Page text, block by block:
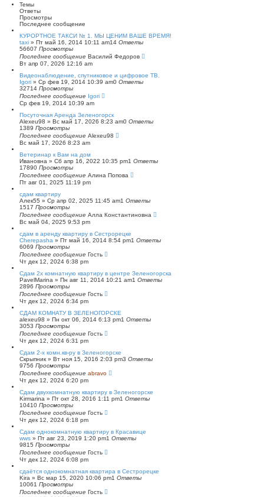
н
ы
й
п
о
и
к
Темы
Ответы
Просмотры
Последнее сообщение
КУРОРТНОЕ ТАКСИ № 1. МЫ ЦЕНИМ ВАШЕ ВРЕМЯ!
taxi » Пт май 16, 2014 10:11 am14 Ответы
56607 Просмотры
Последнее сообщение Василий Федоров
Вт апр 07, 2026 12:16 am
Видеонаблюдение, спутниковое и цифровое ТВ.
Igori » Ср фев 19, 2014 10:39 am0 Ответы
32714 Просмотры
Последнее сообщение Igori
Ср фев 19, 2014 10:39 am
Посуточная Аренда Зеленогорск
Alexeu98 » Вс май 17, 2026 8:23 am0 Ответы
1389 Просмотры
Последнее сообщение Alexeu98
Вс май 17, 2026 8:23 am
Ветеринар к Вам на дом
Ивановна » Сб апр 16, 2022 10:35 pm1 Ответы
17890 Просмотры
Последнее сообщение Алина Попова
Пт авг 01, 2025 11:19 pm
сдам квартиру
Алек55 » Ср апр 02, 2025 11:45 am1 Ответы
1517 Просмотры
Последнее сообщение Алла Константиновна
Вс май 04, 2025 9:53 pm
сдам в аренду квартиру в Сестрорецке
Cherepasha » Пт май 16, 2014 8:54 pm1 Ответы
6069 Просмотры
Последнее сообщение Гость
Чт дек 12, 2024 6:38 pm
Сдам 2х комнатную квартиру в центре Зеленогорска
PavelMarina » Пн авг 11, 2014 10:21 am1 Ответы
2896 Просмотры
Последнее сообщение Гость
Чт дек 12, 2024 6:34 pm
СДАМ КОМНАТУ В ЗЕЛЕНОГОРСКЕ
alexeu98 » Пн окт 06, 2014 6:13 pm1 Ответы
3053 Просмотры
Последнее сообщение Гость
Чт дек 12, 2024 6:31 pm
Сдам 2-х комн.кв-ру в Зеленогорске
Скрыпник » Вт ноя 15, 2016 2:03 pm3 Ответы
9756 Просмотры
Последнее сообщение abravo
Чт дек 12, 2024 6:20 pm
Сдам двухкомнатную квартиру в Зеленогорске
Kirmarina » Пт окт 28, 2016 1:11 pm1 Ответы
10410 Просмотры
Последнее сообщение Гость
Чт дек 12, 2024 6:18 pm
Сдам однокомнатную квартиру в Красавице
wws » Пт авг 23, 2019 1:20 pm1 Ответы
9815 Просмотры
Последнее сообщение Гость
Чт дек 12, 2024 6:08 pm
сдаётся однокомнатная квартира в Сестрорецке
Kira » Вс мар 15, 2020 10:06 pm1 Ответы
10061 Просмотры
Последнее сообщение Гость